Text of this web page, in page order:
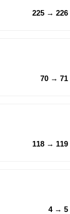
225 → 226
70 → 71
118 → 119
4 → 5